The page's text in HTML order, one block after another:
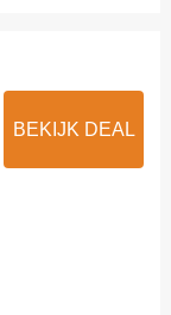
BEKIJK DEAL